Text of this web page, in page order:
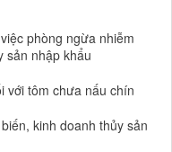
phòng ngừa nhiễm
sản nhập khẩu
với tôm chưa nấu chín
kinh doanh thủy sản